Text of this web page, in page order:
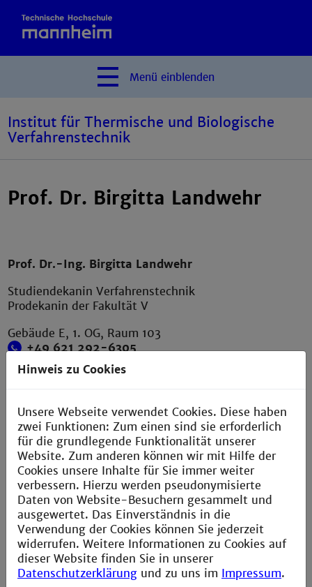
Menü einblenden
Institut für Thermische und Biologische
Verfahrenstechnik
Prof. Dr. Birgitta Landwehr
Prof. Dr.-Ing. Birgitta Landwehr
Studiendekanin Verfahrenstechnik
Prodekanin der Fakultät V
Gebäude E, 1. OG, Raum 103
+49 621 292-6305
+49 621 292-6420
b.landwehr@th-mannheim.de
Sprechzeit im WS2526
während der Vorlesungszeit:
montags 10:00 Uhr bis 11:00 Uhr*
und nach Vereinbarung
(*in der vorlesungsfreien Zeit bitte stets einen
Termin vereinbaren)
Hinweis zu Cookies
Unsere Webseite verwendet Cookies. Diese haben
zwei Funktionen: Zum einen sind sie erforderlich
für die grundlegende Funktionalität unserer
Website. Zum anderen können wir mit Hilfe der
Cookies unsere Inhalte für Sie immer weiter
verbessern. Hierzu werden pseudonymisierte
Daten von Website-Besuchern gesammelt und
ausgewertet. Das Einverständnis in die
Verwendung der Cookies können Sie jederzeit
widerrufen. Weitere Informationen zu Cookies auf
dieser Website finden Sie in unserer
Datenschutzerklärung und zu uns im Impressum.